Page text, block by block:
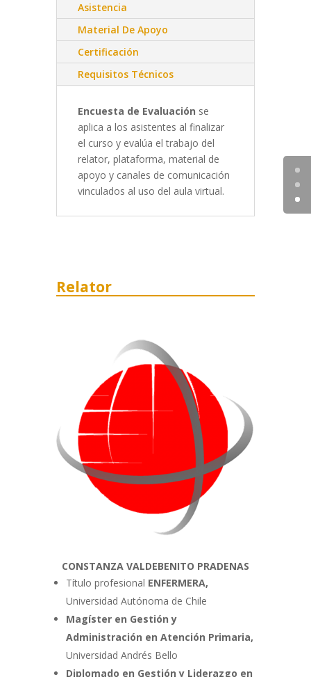
Asistencia
Material De Apoyo
Certificación
Requisitos Técnicos
Encuesta de Evaluación se
aplica a los asistentes al finalizar
el curso y evalúa el trabajo del
relator, plataforma, material de
apoyo y canales de comunicación
vinculados al uso del aula virtual.
Relator
CONSTANZA VALDEBENITO PRADENAS
Título profesional ENFERMERA,
Universidad Autónoma de Chile
Magíster en Gestión y
Administración en Atención Primaria,
Universidad Andrés Bello
Diplomado en Gestión y Liderazgo en